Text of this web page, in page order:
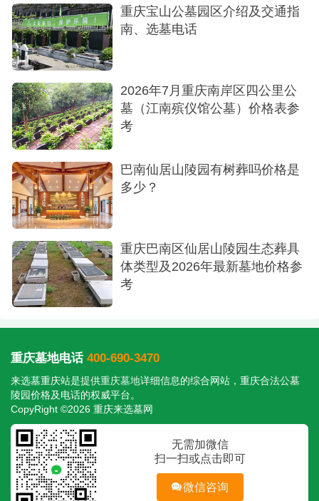
重庆宝山公墓园区介绍及交通指
南、选墓电话
2026年7月​重庆南岸区四公里公
墓（江南殡仪馆公墓）价格表参
考
巴南仙居山陵园有树葬吗价格是
多少？
重庆巴南区仙居山陵园生态葬具
体类型及2026年最新墓地价格参
考
重庆墓地电话 400-690-3470
来选墓重庆站是提供重庆墓地详细信息的综合网站，重庆合法公墓
陵园价格及电话的权威平台。
CopyRight ©2026 重庆来选墓网
无需加微信
扫一扫或点击即可
微信咨询